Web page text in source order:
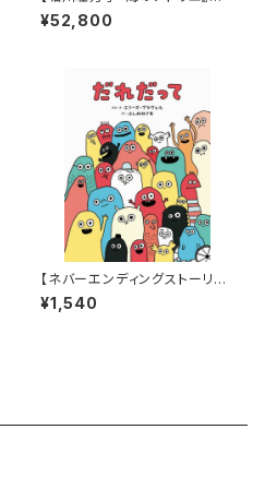
画展記念】描き下ろし原画「こど
ものとき、うまをかってたんだっ
¥52,800
【ネバーエンディングストーリー
のような永遠に続く！】『だれだっ
て』
¥1,540